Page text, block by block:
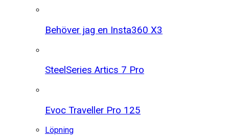
Behöver jag en Insta360 X3
SteelSeries Artics 7 Pro
Evoc Traveller Pro 125
Löpning